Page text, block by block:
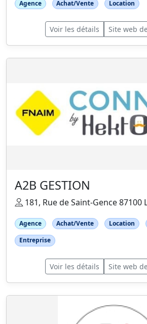
Agence Achat/Vente Location
Voir les détails Site web
A2B GESTION
181, Rue de Saint-Gence 87100
Agence Achat/Vente Location
Entreprise
Voir les détails Site web